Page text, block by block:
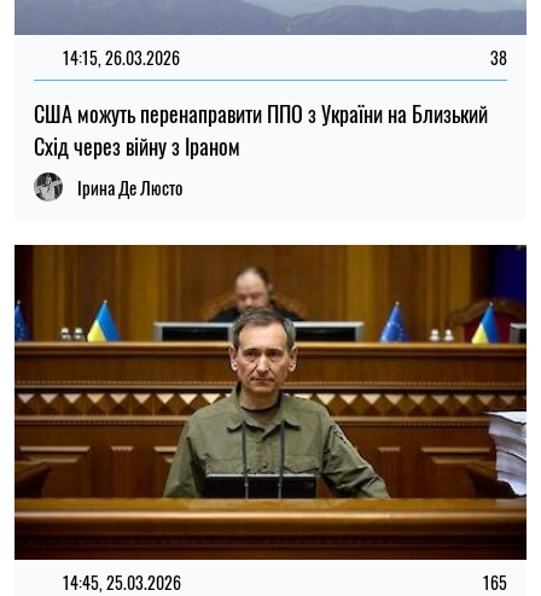
14:15, 26.03.2026 38
США можуть перенаправити ППО з України на Близький
Схід через війну з Іраном
Ірина Де Люсто
14:45, 25.03.2026 165